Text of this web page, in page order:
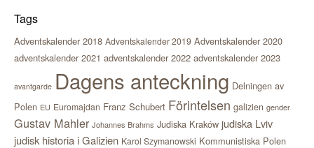
Tags
Adventskalender 2018 Adventskalender 2019 Adventskalender 2020
adventskalender 2021 adventskalender 2022 adventskalender 2023
avantgarde Dagens anteckning Delningen av
Polen EU Euromajdan Franz Schubert Förintelsen galizien gender
Gustav Mahler Johannes Brahms Judiska Kraków judiska Lviv
judisk historia i Galizien Karol Szymanowski Kommunistiska Polen